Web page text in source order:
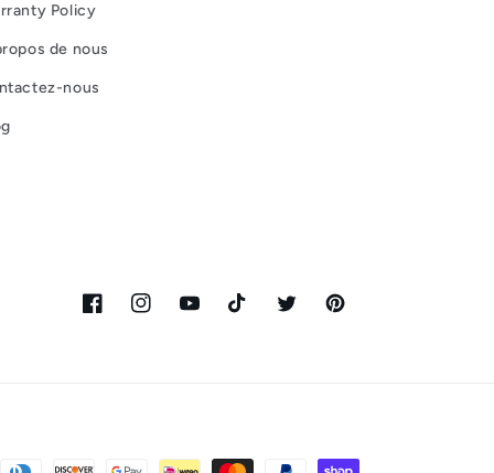
Policy
de nous
nous
FacebookInstagramYouTubeTikTok TwitterPinterest